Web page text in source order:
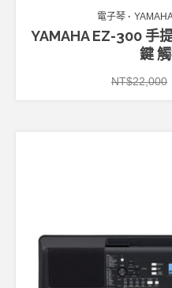
電子琴
YAMAHA EZ-300 手
鍵
NT$22,000